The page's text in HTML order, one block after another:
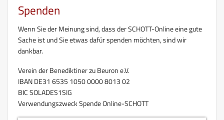
Spenden
Wenn Sie der Meinung sind, dass der SCHOTT-Online eine gute
Sache ist und Sie etwas dafür spenden möchten, sind wir
dankbar.
Verein der Benediktiner zu Beuron e.V.
IBAN DE31 6535 1050 0000 8013 02
BIC SOLADES1SIG
Verwendungszweck Spende Online-SCHOTT